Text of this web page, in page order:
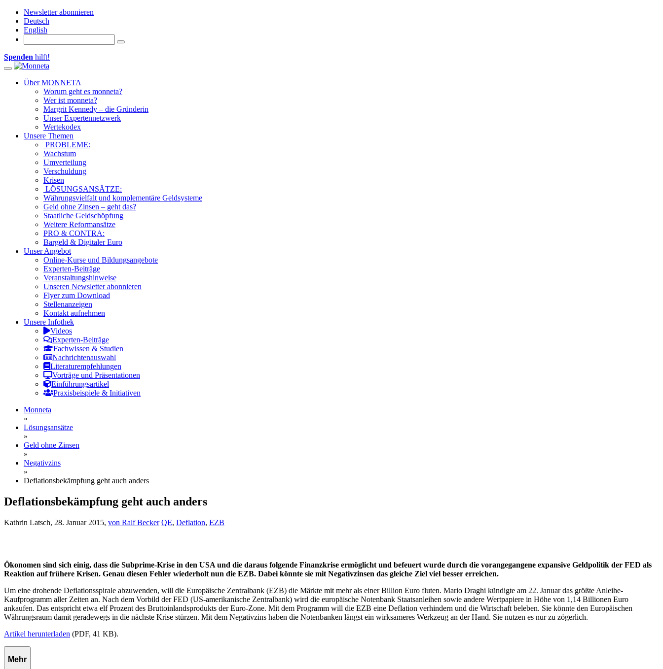
Newsletter abonnieren
Deutsch
English
Spenden hilft!
Toggle
navigationÜber MONNETA
Worum geht es monneta?
Wer ist monneta?
Margrit Kennedy – die Gründerin
Unser Expertennetzwerk
Wertekodex
Unsere Themen
PROBLEME:
Wachstum
Umverteilung
Verschuldung
Krisen
LÖSUNGSANSÄTZE:
Währungsvielfalt und komplementäre Geldsysteme
Geld ohne Zinsen – geht das?
Staatliche Geldschöpfung
Weitere Reformansätze
PRO & CONTRA:
Bargeld & Digitaler Euro
Unser Angebot
Online-Kurse und Bildungsangebote
Experten-Beiträge
Veranstaltungshinweise
Unseren Newsletter abonnieren
Flyer zum Download
Stellenanzeigen
Kontakt aufnehmen
Unsere Infothek
Videos
Experten-Beiträge
Fachwissen & Studien
Nachrichtenauswahl
Literaturempfehlungen
Vorträge und Präsentationen
Einführungsartikel
Praxisbeispiele & Initiativen
Monneta
»
Lösungsansätze
»
Geld ohne Zinsen
»
Negativzins
»
Deflationsbekämpfung geht auch anders
Deflationsbekämpfung geht auch anders
Kathrin Latsch, 28. Januar 2015, von Ralf Becker QE, Deflation, EZB
Ökonomen sind sich einig, dass die Subprime-Krise in den USA und die daraus folgende Finanzkrise ermöglicht und befeuert wurde durch die vorangegangene expansive Geldpolitik der FED als
Reaktion auf frühere Krisen. Genau diesen Fehler wiederholt nun die EZB. Dabei könnte sie mit Negativzinsen das gleiche Ziel viel besser erreichen.
Um eine drohende Deflationsspirale abzuwenden, will die Europäische Zentralbank (EZB) die Märkte mit mehr als einer Billion Euro fluten. Mario Draghi kündigte am 22. Januar das größte Anleihe-
Kaufprogramm aller Zeiten an. Nach dem Vorbild der FED (US-amerikanische Zentralbank) wird die europäische Notenbank Staatsanleihen sowie andere Wertpapiere in Höhe von 1,14 Billionen Euro
ankaufen. Das entspricht etwa elf Prozent des Bruttoinlandsprodukts der Euro-Zone. Mit dem Programm will die EZB eine Deflation verhindern und die Wirtschaft beleben. Sie könnte den Europäischen
Währungsraum damit geradewegs in die nächste Krise stürzen. Mit dem Negativzins haben die Notenbanken längst ein wirksameres Werkzeug an der Hand. Sie nutzen es nur zu zögerlich.
Artikel herunterladen (PDF, 41 KB).
Mehr